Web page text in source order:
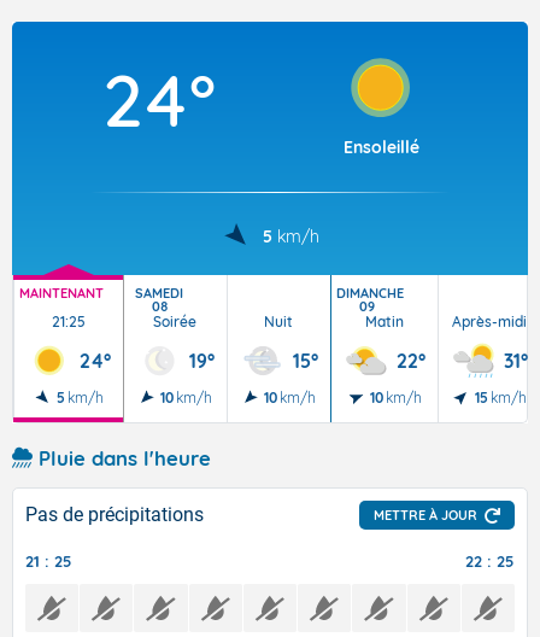
Articles
24°
Ensoleillé
5 km/h
MAINTENANT
21:25
24°
5 km/h
SAMEDI
08
Soirée
19°
10 km/h
Nuit
15°
10 km/h
DIMANCHE
09
Matin
22°
10 km/h
Après-midi
31°
15 km/h
Pluie dans l'heure
Pas de précipitations METTRE À JOUR
21 : 25 22 : 25